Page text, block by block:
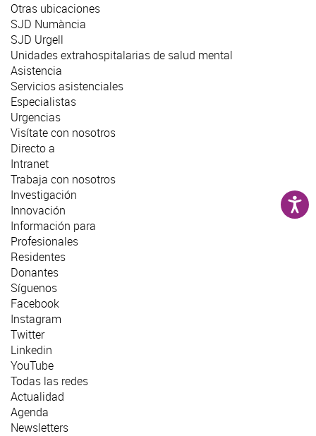
Otras ubicaciones
SJD Numància
SJD Urgell
Unidades extrahospitalarias de salud mental
Asistencia
Servicios asistenciales
Especialistas
Urgencias
Visítate con nosotros
Directo a
Intranet
Trabaja con nosotros
Investigación
Innovación
Información para
Profesionales
Residentes
Donantes
Síguenos
Facebook
Instagram
Twitter
Linkedin
YouTube
Todas las redes
Actualidad
Agenda
Newsletters